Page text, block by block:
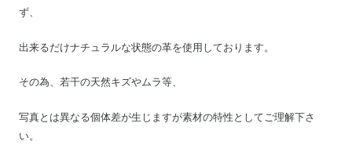
ず、
出来るだけナチュラルな状態の革を使用しております。
その為、若干の天然キズやムラ等、
写真とは異なる個体差が生じますが素材の特性としてご理解下さ
い。